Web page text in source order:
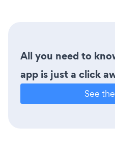
All you need to
app is just a click
See